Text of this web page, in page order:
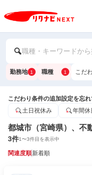
職種・キーワードか
勤務地 1 職種 1 こだ
こだわり条件の追加設定を忘
土日祝休み
年間
都城市（宮崎県）、不
3件1〜3件目を表示中
関連度順新着順